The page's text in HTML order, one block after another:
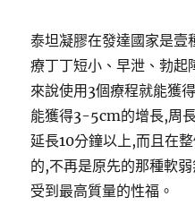
泰坦凝膠在發達國家是壹
療丁丁短小、早泄、勃起
來說使用3個療程就能獲
能獲得3-5cm的增長,周
延長10分鐘以上,而且在
的,不再是原先的那種軟
受到最高質量的性福。